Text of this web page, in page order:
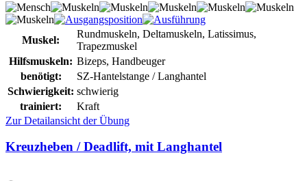
Muskel:
Rundmuskeln, Deltamuskeln, Latissimus,
Trapezmuskel
Hilfsmuskeln: Bizeps, Handbeuger
benötigt:
SZ-Hantelstange / Langhantel
Schwierigkeit: schwierig
trainiert:
Kraft
Zur Detailansicht der Übung
Kreuzheben / Deadlift, mit Langhantel